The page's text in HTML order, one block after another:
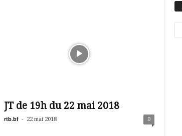
JT de 19h du 22 mai 2018
rtb.bf - 22 mai 2018 0